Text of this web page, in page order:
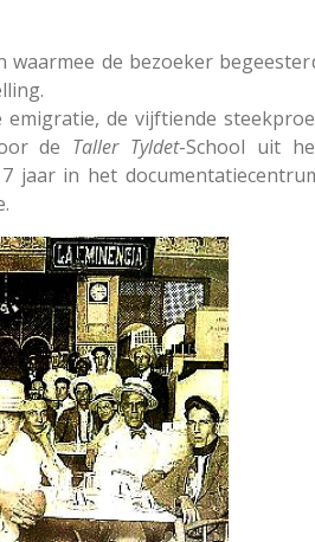
waarmee de bezoeker
emigratie, de vijftiende
de Taller Tyldet-School uit
jaar in het